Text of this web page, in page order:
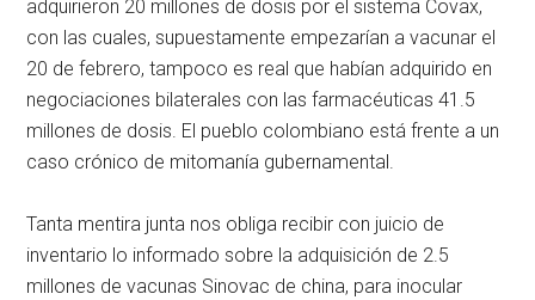
adquirieron 20 millones de dosis por el sistema Covax,
con las cuales, supuestamente empezarían a vacunar el
20 de febrero, tampoco es real que habían adquirido en
negociaciones bilaterales con las farmacéuticas 41.5
millones de dosis. El pueblo colombiano está frente a un
caso crónico de mitomanía gubernamental.
Tanta mentira junta nos obliga recibir con juicio de
inventario lo informado sobre la adquisición de 2.5
millones de vacunas Sinovac de china, para inocular